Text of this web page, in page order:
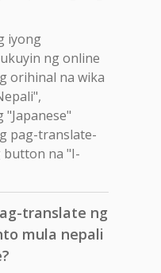
iyong
ng online
orihinal na wika
pag-translate-
button na "I-
translate ng
mula nepali